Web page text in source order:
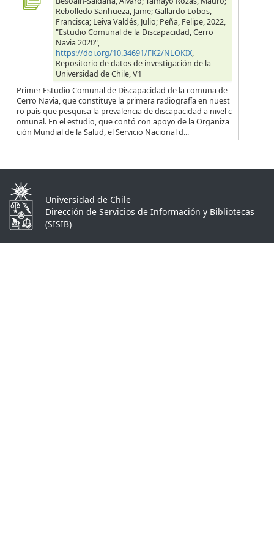
Rebolledo Sanhueza, Jame; Gallardo Lobos,
Francisca; Leiva Valdés, Julio; Peña, Felipe, 2022,
"Estudio Comunal de la Discapacidad, Cerro
Navia 2020",
https://doi.org/10.34691/FK2/NLOKIX,
Repositorio de datos de investigación de la
Universidad de Chile, V1
Primer Estudio Comunal de Discapacidad de la comuna de
Cerro Navia, que constituye la primera radiografía en nuest
ro país que pesquisa la prevalencia de discapacidad a nivel c
omunal. En el estudio, que contó con apoyo de la Organiza
ción Mundial de la Salud, el Servicio Nacional d...
Universidad de Chile
Dirección de Servicios de Información y Bibliotecas
(SISIB)